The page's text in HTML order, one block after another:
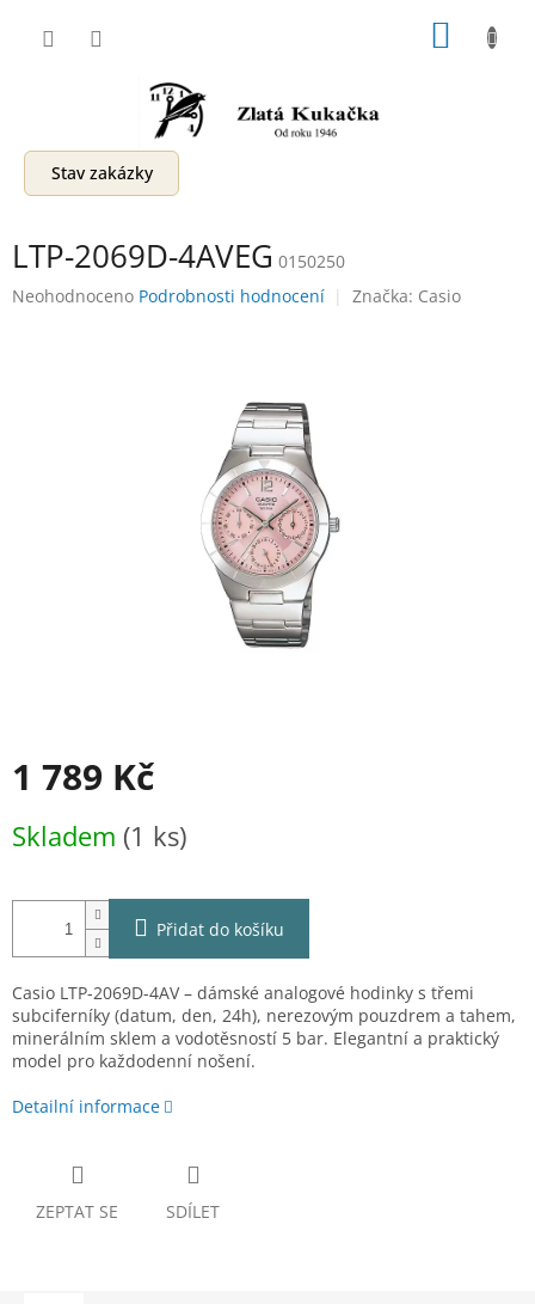
Stav zakázky
LTP-2069D-4AVEG 0150250
Průměrné
Neohodnoceno Podrobnosti hodnocení Značka: Casio
1 789 Kč
cena:
Skladem (1 ks)
Přidat do košíku
Casio LTP-2069D-4AV – dámské analogové hodinky s třemi
subciferníky (datum, den, 24h), nerezovým pouzdrem a tahem,
minerálním sklem a vodotěsností 5 bar. Elegantní a praktický
model pro každodenní nošení.
Detailní informace
ZEPTAT SE SDÍLET